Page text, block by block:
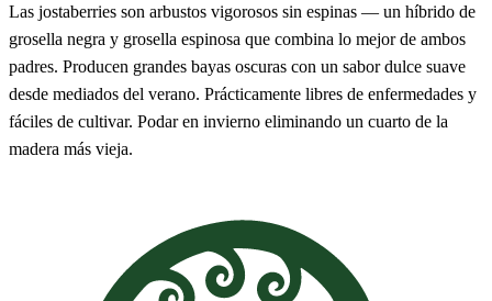
Las jostaberries son arbustos vigorosos sin espinas — un híbrido de
grosella negra y grosella espinosa que combina lo mejor de ambos
padres. Producen grandes bayas oscuras con un sabor dulce suave
desde mediados del verano. Prácticamente libres de enfermedades y
fáciles de cultivar. Podar en invierno eliminando un cuarto de la
madera más vieja.